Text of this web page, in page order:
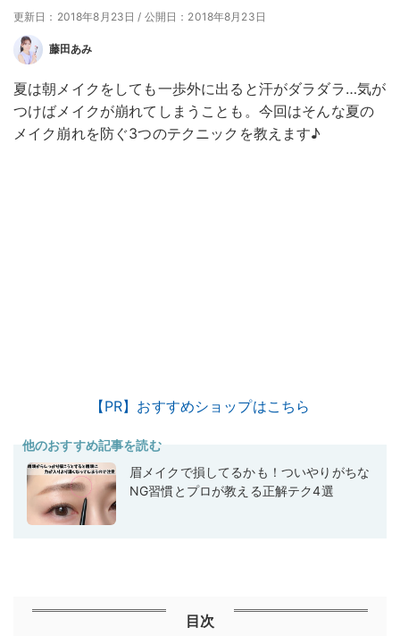
更新日：2018年8月23日 / 公開日：2018年8月23日
藤田あみ
夏は朝メイクをしても一歩外に出ると汗がダラダラ…気が
つけばメイクが崩れてしまうことも。今回はそんな夏の
メイク崩れを防ぐ3つのテクニックを教えます♪
【PR】おすすめショップはこちら
他のおすすめ記事を読む
眉メイクで損してるかも！ついやりがちな
NG習慣とプロが教える正解テク4選
目次